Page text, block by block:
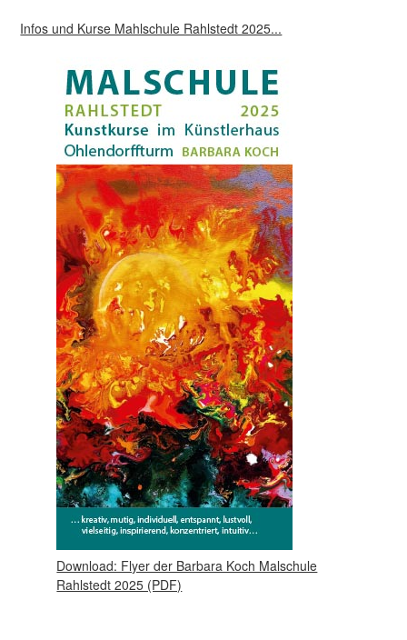
Infos und Kurse Mahlschule Rahlstedt 2025...
Download: Flyer der Barbara Koch Malschule
Rahlstedt 2025 (PDF)